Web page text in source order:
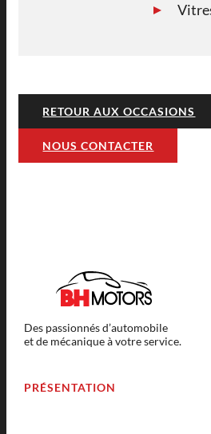
RETOUR AUX OCCASIONS
NOUS CONTACTER
Des passionnés d’automobile
et de mécanique à votre service.
PRÉSENTATION